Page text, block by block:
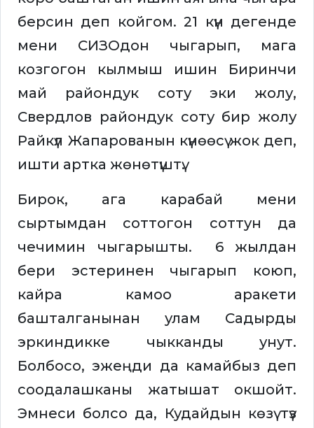
берсин деп койгом. 21 күн дегенде
мени СИЗОдон чыгарып, мага
козгогон кылмыш ишин Биринчи
май райондук соту эки жолу,
Свердлов райондук соту бир жолу
Райкүл Жапарованын күнөөсү жок деп,
ишти артка жөнөтүштү.
Бирок, ага карабай мени
сыртымдан соттогон соттун да
чечимин чыгарышты. 6 жылдан
бери эстеринен чыгарып коюп,
кайра камоо аракети
башталганынан улам Садырды
эркиндикке чыкканды унут.
Болбосо, эжеңди да камайбыз деп
соодалашканы жатышат окшойт.
Эмнеси болсо да, Кудайдын көзү түз